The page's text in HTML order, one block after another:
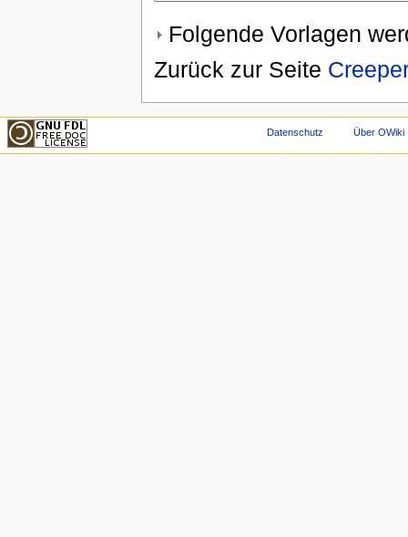
Folgende Vorlagen
Zurück zur Seite Creeper
Datenschutz Über OWiki